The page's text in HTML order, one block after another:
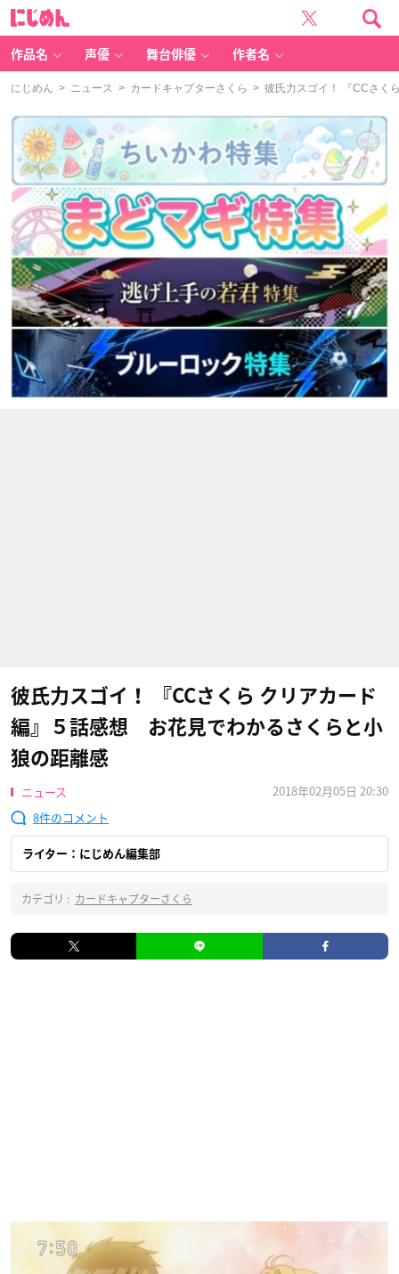
作品名 声優 舞台俳優 作者名
にじめん > ニュース > カードキャプターさくら > 彼氏力スゴイ！ 『CCさく
彼氏力スゴイ！ 『CCさくら クリアカード
編』５話感想 お花見でわかるさくらと小
狼の距離感
ニュース
2018年02月05日 20:30
8
ライター：にじめん編集部
カテゴリ : カードキャプターさくら